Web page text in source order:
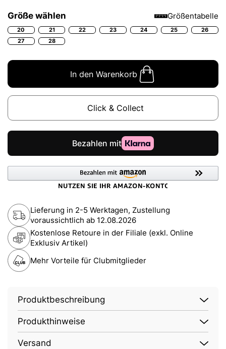
Größe wählen Größentabelle
20 21 22 23 24 25
26
27
28
In den Warenkorb
Click & Collect
Lieferung in 2-5 Werktagen, Zustellung
voraussichtlich ab 12.08.2026
Kostenlose Retoure in der Filiale (exkl. Online
Exklusiv Artikel)
Mehr Vorteile für Clubmitglieder
Produktbeschreibung
Produkthinweise
Versand